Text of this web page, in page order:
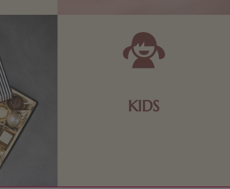
KIDS